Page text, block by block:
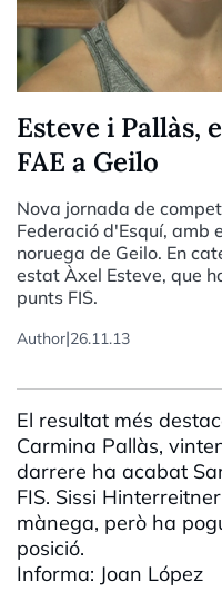
Esteve i Pallàs,
FAE a Geilo
Nova jornada de
Federació d'Esquí, amb
noruega de Geilo. En
estat Àxel Esteve, que
punts FIS.
Author|26.11.13
El resultat més
Carmina Pallàs,
darrere ha acabat
FIS. Sissi
mànega, però ha
posició.
Informa: Joan López